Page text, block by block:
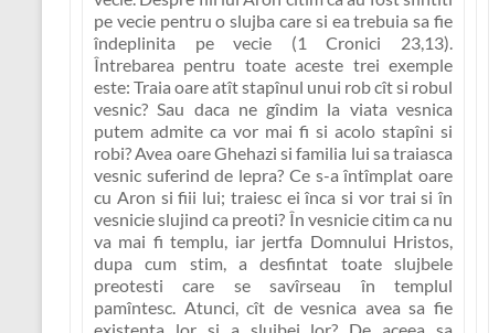
pe vecie pentruo slujba care si ea trebuia sa fie
îndeplinita pe vecie (1 Cronici 23,13).
Întrebarea pentru toate aceste trei exemple
este: Traia oare atît stapînul unui rob cît si robul
vesnic? Sau daca ne gîndim la viata vesnica
putem admite ca vor mai fi si acolo stapîni si
robi? Avea oare Ghehazi si familia lui sa traiasca
vesnic suferind de lepra? Ce s-a întîmplat oare
cu Aron si fiii lui; traiesc ei înca si vor trai si în
vesnicie slujind ca preoti? În vesnicie citim ca nu
va mai fi templu, iar jertfa Domnului Hristos,
dupa cum stim, a desfintat toate slujbele
preotesti care se savîrseau în templul
pamîntesc. Atunci, cît de vesnica avea sa fie